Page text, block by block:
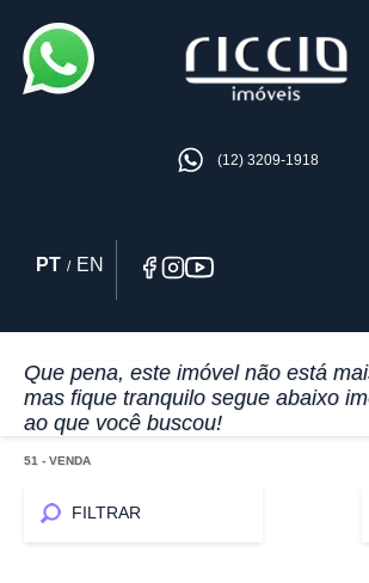
(12) 3209-1918
PT / EN
Que pena, este imóvel não está
mas fique tranquilo segue abaixo
ao que você buscou!
51 - VENDA
FILTRAR